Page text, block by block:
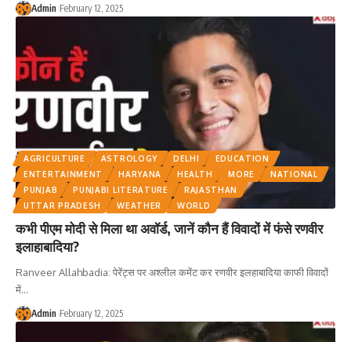
Admin February 12, 2025
AGRICULTURE ASTROLOGY DELHI
EDUCATION
ENTERTAINMENT
HARYANA HEALTH MORE
NATIONAL
PUNJAB
PUNJABI LITERATURE
RAJASTHAN
UTTAR PRADESH
WEATHER WORLD
कभी पीएम मोदी से मिला था अवॉर्ड, जानें कौन हैं विवादों में फंसे रणवीर
इलाहाबादिया?
Ranveer Allahbadia: पेरेंट्स पर अश्लील कमेंट कर रणवीर इलहाबादिया काफी विवादों
में…
Admin February 12, 2025